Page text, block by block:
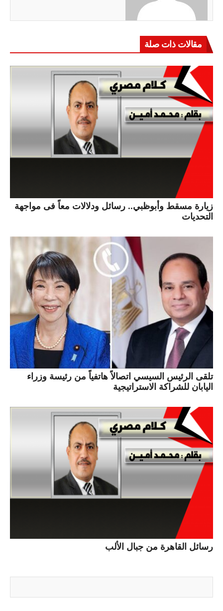
مقالات ذات صلة
زيارة مسقط وأبوظبي.. رسائل ودلالات معاً فى مواجهة
التحديات
تلقى الرئيس السيسي اتصالاً هاتفياً من رئيسة وزراء
اليابان للشراكة الاستراتيجية
رسائل القاهرة من جبال الألب